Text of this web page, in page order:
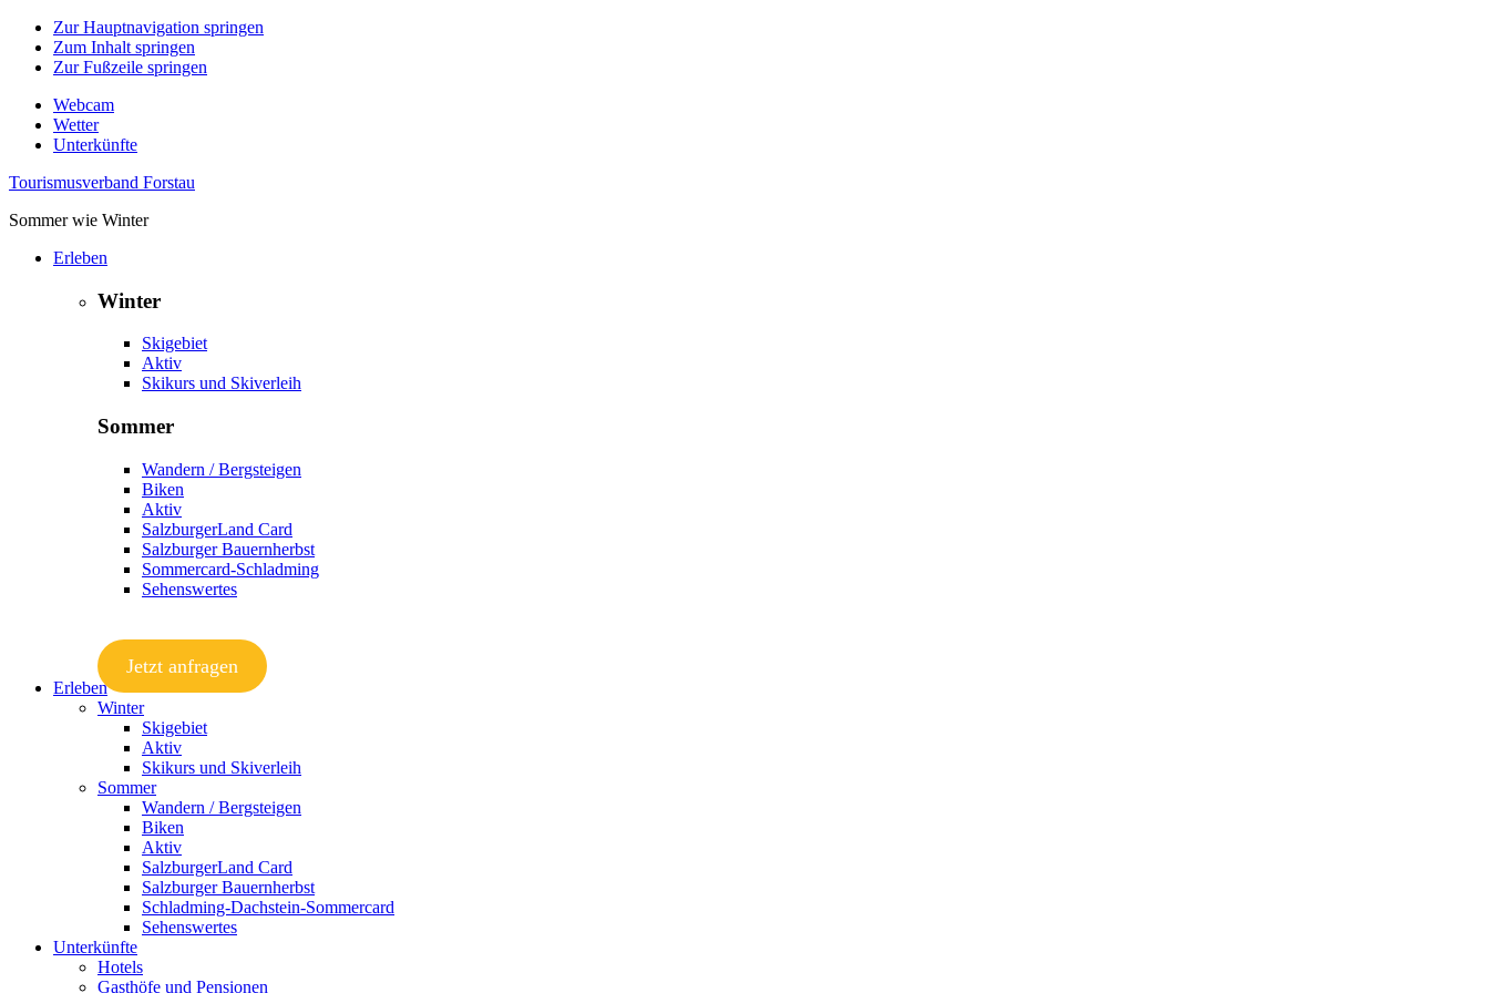
Zur Hauptnavigation springen
Zum Inhalt springen
Zur Fußzeile springen
Webcam
Wetter
Unterkünfte
Tourismusverband Forstau
Sommer wie Winter
Erleben
Winter
Skigebiet
Aktiv
Skikurs und Skiverleih
Sommer
Wandern / Bergsteigen
Biken
Aktiv
SalzburgerLand Card
Salzburger Bauernherbst
Sommercard-Schladming
Sehenswertes
Jetzt anfragen
Erleben
Winter
Skigebiet
Aktiv
Skikurs und Skiverleih
Sommer
Wandern / Bergsteigen
Biken
Aktiv
SalzburgerLand Card
Salzburger Bauernherbst
Schladming-Dachstein-Sommercard
Sehenswertes
Unterkünfte
Hotels
Gasthöfe und Pensionen